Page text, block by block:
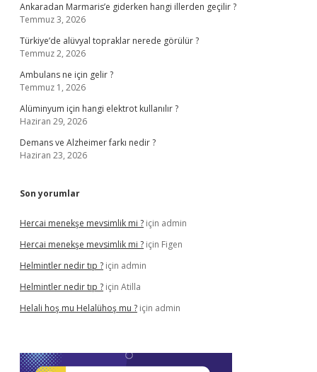
Ankaradan Marmaris’e giderken hangi illerden geçilir ?
Temmuz 3, 2026
Türkiye’de alüvyal topraklar nerede görülür ?
Temmuz 2, 2026
Ambulans ne için gelir ?
Temmuz 1, 2026
Alüminyum için hangi elektrot kullanılır ?
Haziran 29, 2026
Demans ve Alzheimer farkı nedir ?
Haziran 23, 2026
Son yorumlar
Hercai menekşe mevsimlik mi ? için admin
Hercai menekşe mevsimlik mi ? için Figen
Helmintler nedir tıp ? için admin
Helmintler nedir tıp ? için Atilla
Helali hoş mu Helalühoş mu ? için admin